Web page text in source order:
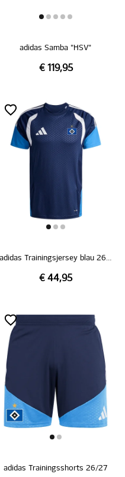
adidas Samba "HSV"
€ 119,95
adidas Trainingsjersey blau 26/27
€ 44,95
adidas Trainingsshorts 26/27